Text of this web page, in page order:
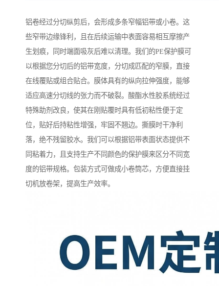
铝卷经过分切纵剪后，会形成多条窄幅铝带或小卷。这
些窄带边缘锋利，且在后续运输中表面容易相互摩擦产
生划痕，同时端面吸灰后难以清理。我们的PE保护膜可
以根据您分切后的铝带宽度，分切成匹配的窄膜，直接
在线覆贴或组合贴合。膜体具有的纵向拉伸强度，能够
适应高速分切线的张力而不破裂。酸酯水性胶系统经过
特殊助剂改良，使其在刚贴覆时具有低初粘性便于定
位，贴好后持粘性增强，牢固不翘边。撕膜时干净利
落，绝不残留胶水。我们可以根据铝带表面状态提供不
同粘着力，且支持生产不同颜色的保护膜来区分不同宽
度的铝带规格。包装方式可做成小卷筒芯，方便直接挂
切机放卷架，提高生产效率。